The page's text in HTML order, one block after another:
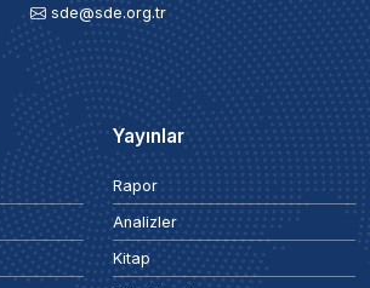
sde@sde.org.tr
Yayınlar
Rapor
Analizler
Kitap